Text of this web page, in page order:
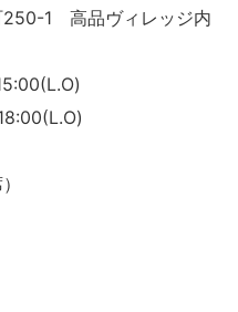
250-1 高品ヴィレッジ内